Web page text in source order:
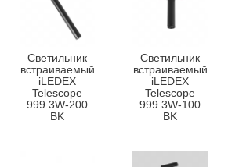
Светильник
встраиваемый
iLEDEX
Telescope
999.3W-200
BK
Светильник
встраиваемый
iLEDEX
Telescope
999.3W-100
BK